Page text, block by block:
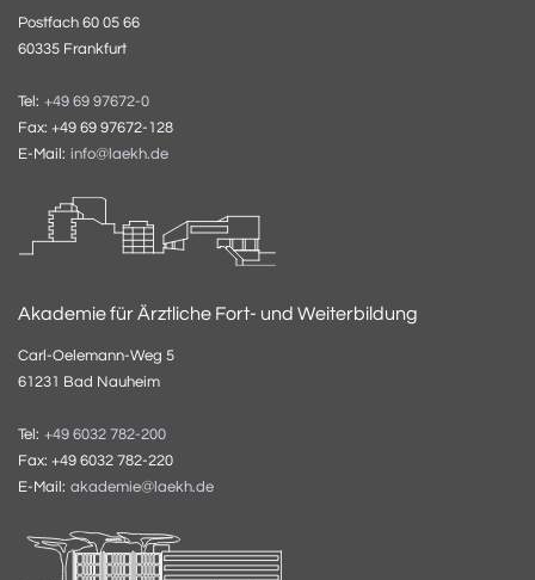
Postfach 60 05 66
60335 Frankfurt
Tel: +49 69 97672-0
Fax: +49 69 97672-128
E-Mail: info@laekh.de
Akademie für Ärztliche Fort- und Weiterbildung
Carl-Oelemann-Weg 5
61231 Bad Nauheim
Tel: +49 6032 782-200
Fax: +49 6032 782-220
E-Mail: akademie@laekh.de